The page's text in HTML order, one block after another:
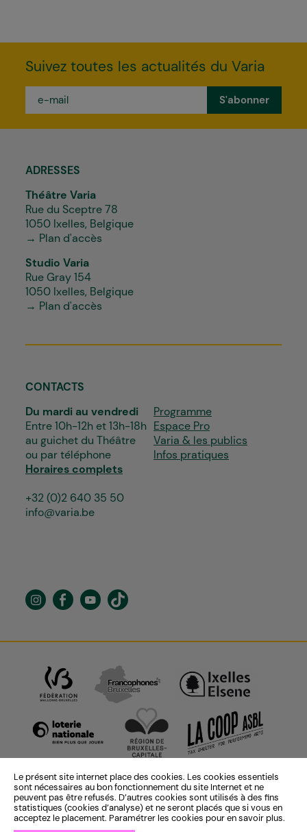
Le présent site internet place des cookies. Les cookies essentiels
sont nécessaires au bon fonctionnement du site Internet et ne
peuvent pas être refusés. D’autres cookies sont utilisés à des fins
statistiques (cookies d’analyse) et ne seront placés que si vous en
acceptez le placement. Paramétrer les cookies pour en savoir plus.
Suivez toutes les actualités du Varia
mail
ADRESSES
Théâtre Varia
Rue du Sceptre 78
1050 Ixelles, Belgique
→ Plan d'accès
Studio Varia
Rue Gray 154
1050 Ixelles, Belgique
→ Plan d'accès
CONTACTS
Du mardi au vendredi
Entre 10h-12h et 13h-18h
au guichet du Théâtre
ou par téléphone
Horaires complets
+32 (0)2 640 35 50
info@varia.be
Programme
Espace Pro
Varia & les publics
Infos pratiques